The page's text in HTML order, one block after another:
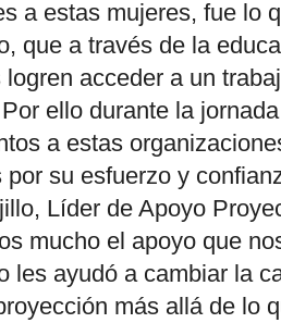
a estas mujeres, fue lo
que a través de la
logren acceder a un
ello durante la
a estas
por su esfuerzo y
Líder de Apoyo
mucho el apoyo que
les ayudó a cambiar la
más allá de lo